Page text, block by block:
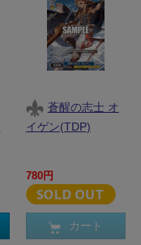
蒼醒の志士 オ
イゲン(TDP)
780円
カート